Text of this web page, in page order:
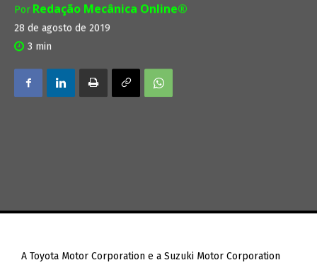
Por Redação Mecânica Online®
28 de agosto de 2019
3 min
A Toyota Motor Corporation e a Suzuki Motor Corporation